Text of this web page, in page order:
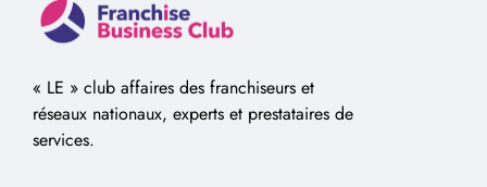
« LE » club affaires des franchiseurs et
réseaux nationaux, experts et prestataires de
services.